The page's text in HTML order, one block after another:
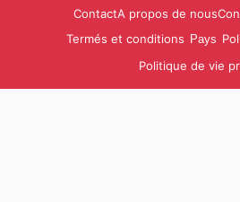
ContactA propos de nous
Termés et conditions Pays
Politique de vie